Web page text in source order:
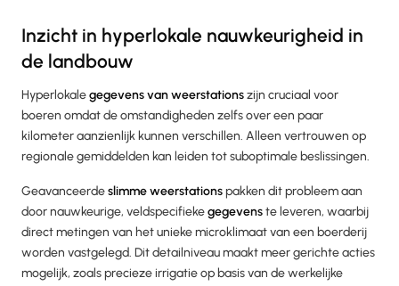
Inzicht in hyperlokale nauwkeurigheid in
de landbouw
Hyperlokalegegevens van weerstationszijn cruciaal voor
boeren omdat de omstandigheden zelfs over een paar
kilometer aanzienlijk kunnen verschillen. Alleen vertrouwen op
regionale gemiddelden kan leiden tot suboptimale beslissingen.
Geavanceerdeslimme weerstationspakken dit probleem aan
door nauwkeurige, veldspecifiekegegevenste leveren, waarbij
direct metingen van het unieke microklimaat van een boerderij
worden vastgelegd. Dit detailniveau maakt meer gerichte acties
mogelijk, zoals precieze irrigatie op basis van de werkelijke